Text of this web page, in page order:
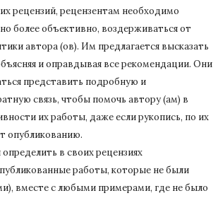
рецензий, рецензентам необходимо
более объективно, воздерживаться от
автора (ов). Им предлагается высказать
и оправдывая все рекомендации. Они
представить подробную и
связь, чтобы помочь автору (ам) в
их работы, даже если рукопись, по их
опубликованию.
в своих рецензиях
работы, которые не были
вместе с любыми примерами, где не было